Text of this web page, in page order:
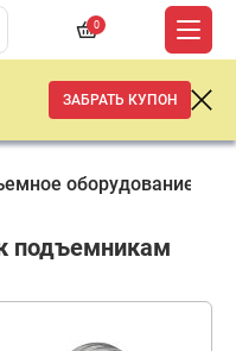
0
ЗАБРАТЬ КУПОН
оборудование
подъемникам